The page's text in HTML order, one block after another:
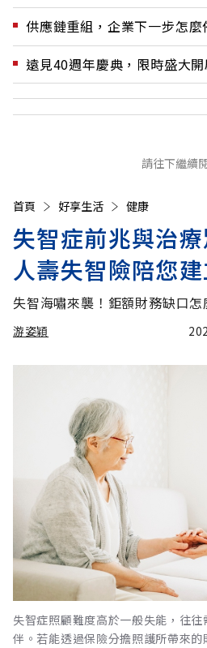
供應鏈重組，企業下一步怎麼
遠見40週年慶典，限時盛大
請往下繼續
首頁 好享生活 健康
失智症前兆與治
人壽失智險陪您
失智海嘯來襲！鉅額財務缺口怎
游姿穎
失智症照顧難度高於一般失能，往
伴。若能透過保險分擔照護所帶來